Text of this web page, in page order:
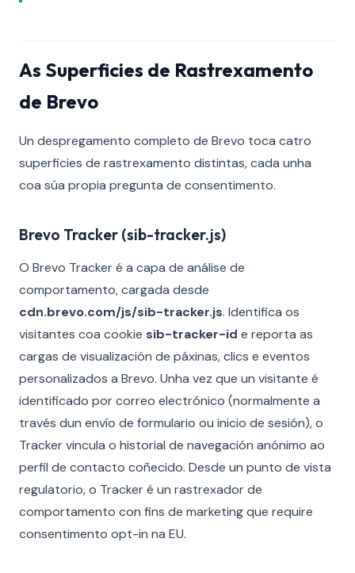
As Superficies de Rastrexamento
de Brevo
Un despregamento completo de Brevo toca catro
superficies de rastrexamento distintas, cada unha
coa súa propia pregunta de consentimento.
Brevo Tracker (sib-tracker.js)
O Brevo Tracker é a capa de análise de
comportamento, cargada desde
cdn.brevo.com/js/sib-tracker.js. Identifica os
visitantes coa cookie sib-tracker-id e reporta as
cargas de visualización de páxinas, clics e eventos
personalizados a Brevo. Unha vez que un visitante é
identificado por correo electrónico (normalmente a
través dun envío de formulario ou inicio de sesión), o
Tracker vincula o historial de navegación anónimo ao
perfil de contacto coñecido. Desde un punto de vista
regulatorio, o Tracker é un rastrexador de
comportamento con fins de marketing que require
consentimento opt-in na EU.